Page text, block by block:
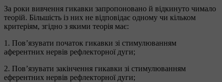
За роки вивчення гикавки запропоновано й відкинуто чимало
теорій. Більшість із них не відповідає одному чи кільком
критеріям, згідно з якими теорія має:
1. Пов’язувати початок гикавки зі стимулюванням
аферентних нервів рефлекторної дуги;
2. Пов’язувати закінчення гикавки зі стимулюванням
еферентних нервів рефлекторної дуги;